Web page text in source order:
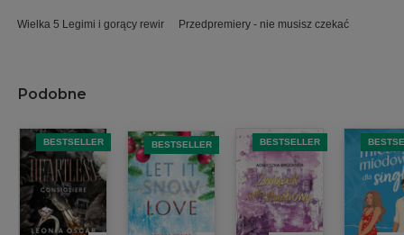
Wielka 5 Legimi i gorący rewir Przedpremiery - nie musisz czekać
Podobne
BESTSELLER BESTSELLER BESTSELLER